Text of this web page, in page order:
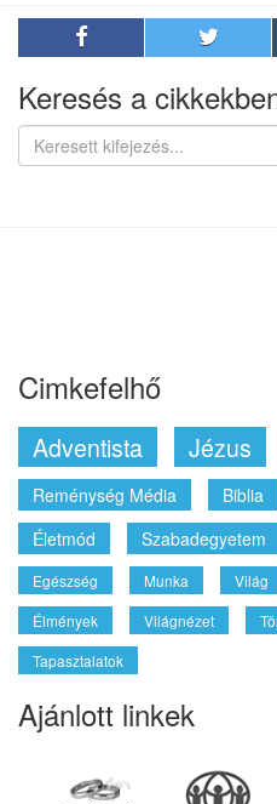
FŐOLDAL
CIKKEK
VIDEÓK
HANGYANYAGOK
KÖNYVEK
PROGRAMOK
Cookie